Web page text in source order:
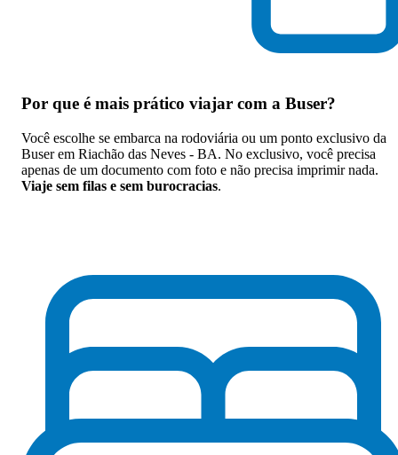
Por que é mais prático viajar com a Buser?
Você escolhe se embarca na rodoviária ou um ponto exclusivo da
Buser em Riachão das Neves - BA. No exclusivo, você precisa
apenas de um documento com foto e não precisa imprimir nada.
Viaje sem filas e sem burocracias.